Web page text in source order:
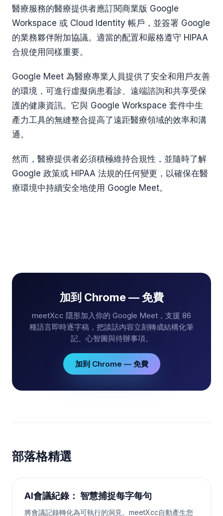
醫療服務的醫療提供者應訂閱商業版 Google
Workspace 或 Cloud Identity 帳戶，並簽署 Google
的業務夥伴附加協議。適當的配置和嚴格遵守 HIPAA
合規使用同樣重要。
Google Meet 為醫療專業人員提供了安全和用戶友善
的環境，可進行虛擬病患看診、遠端諮詢和共享受保
護的健康資訊。它與 Google Workspace 套件中生
產力工具的無縫整合提高了遠距醫療領域的效率和溝
通。
然而，醫療提供者必須積極維持合規性，並隨時了解
Google 政策或 HIPAA 法規的任何變更，以確保在醫
療環境中持續安全地使用 Google Meet。
加到 Chrome — 免費
meetXcc 隱形加入你的 Google Meet，支援 86
種語言即時逐字稿，把談話內容立刻轉成結構化筆
記、心智圖與待辦事項。
加到 Chrome — 免費
部落格精選
AI會議紀錄： 智慧捕捉每字每句
將會議記錄轉化為可執行的洞見。meetXcc自動產生您